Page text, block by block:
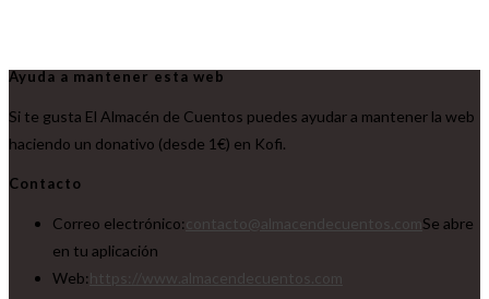
Ayuda a mantener esta web
Si te gusta El Almacén de Cuentos puedes ayudar a mantener la web
haciendo un donativo (desde 1€) en Kofi.
Contacto
Correo electrónico:
Se abre
en tu aplicación
Web: